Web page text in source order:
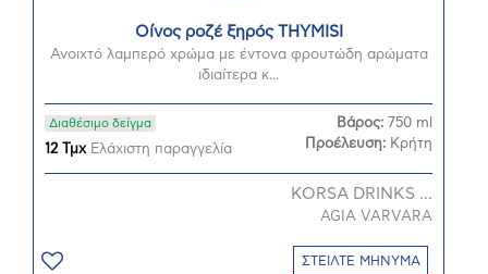
Οίνος ροζέ ξηρός THYMISI
Ανοιχτό λαμπερό χρώμα με έντονα φρουτώδη αρώματα
ιδιαίτερα κ...
Διαθέσιμο δείγμα
12 ΤμχΕλάχιστη παραγγελία
Βάρος: 750 ml
Προέλευση: Κρήτη
KORSA DRINKS ...
AGIA VARVARA
ΣΤΕΙΛΤΕ ΜΗΝΥΜΑ